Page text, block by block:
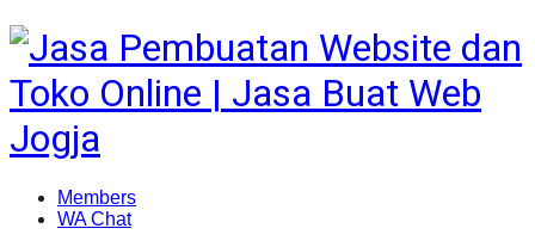
Members
WA Chat